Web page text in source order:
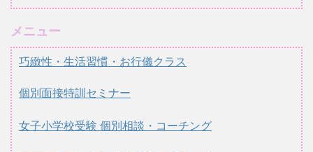
メニュー
巧緻性・生活習慣・お行儀クラス
個別面接特訓セミナー
女子小学校受験 個別相談・コーチング